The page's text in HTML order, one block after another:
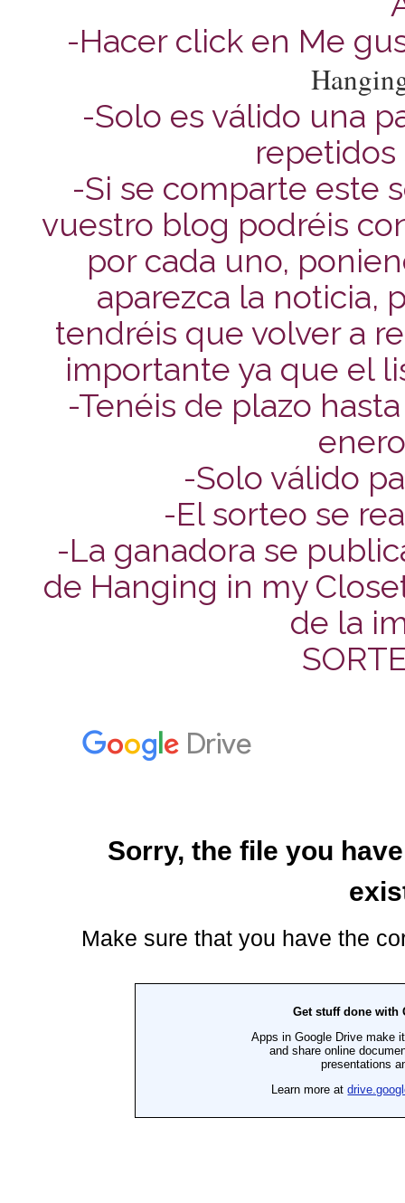
-Hacer click en Me
-Solo es válido una
repetidos
-Si se comparte este
vuestro blog podréis
por cada uno,
aparezca la noticia,
tendréis que volver a
importante ya que el
-Tenéis de plazo
-Solo válido
-El sorteo se
-La ganadora se
de Hanging in my
de la